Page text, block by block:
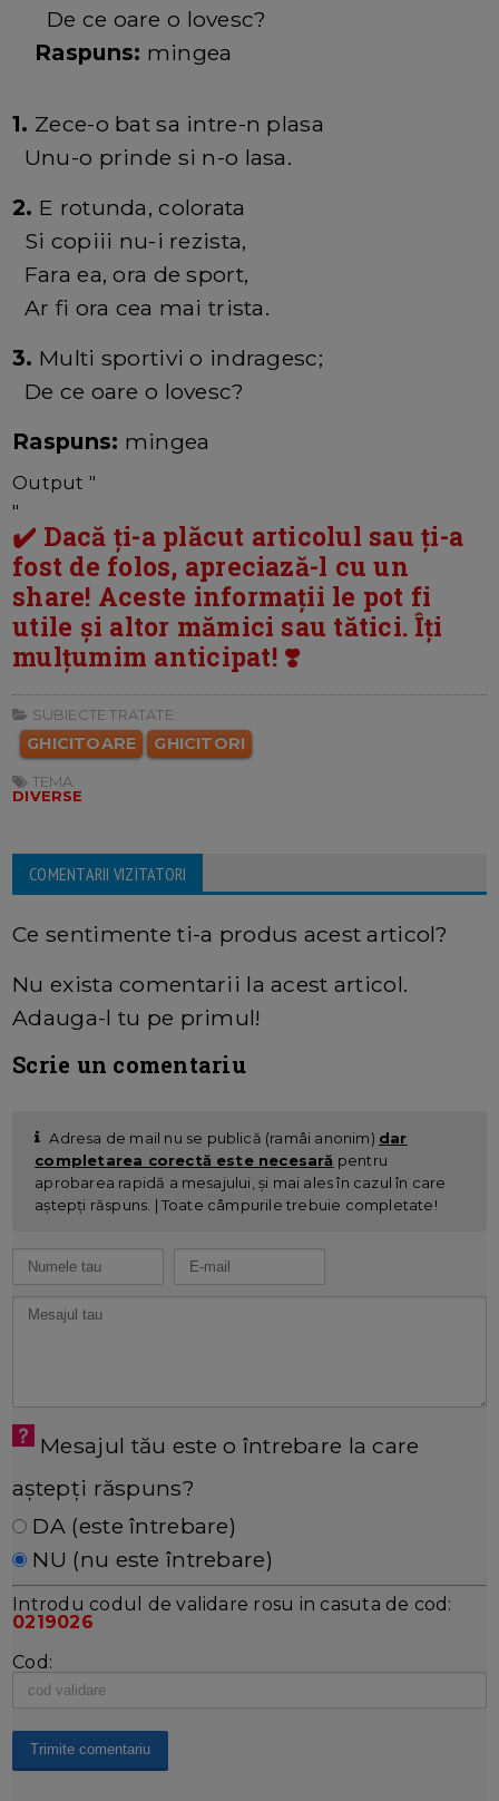
De ce oare o lovesc?
Raspuns: mingea
1. Zece-o bat sa intre-n plasa
Unu-o prinde si n-o lasa.
2. E rotunda, colorata
Si copiii nu-i rezista,
Fara ea, ora de sport,
Ar fi ora cea mai trista.
3. Multi sportivi o indragesc;
De ce oare o lovesc?
Raspuns: mingea
Output "
"
✔️ Dacă ți-a plăcut articolul sau ți-a
fost de folos, apreciază-l cu un
share! Aceste informații le pot fi
utile și altor mămici sau tătici. Îți
mulțumim anticipat! ❣️
SUBIECTE TRATATE:
GHICITOARE GHICITORI
TEMA:
DIVERSE
COMENTARII VIZITATORI
Ce sentimente ti-a produs acest articol?
Nu exista comentarii la acest articol.
Adauga-l tu pe primul!
Scrie un comentariu
Adresa de mail nu se publică (ramâi anonim) dar
completarea corectă este necesară pentru
aprobarea rapidă a mesajului, și mai ales în cazul în care
aștepți răspuns. | Toate câmpurile trebuie completate!
Mesajul tău este o întrebare la care
aștepți răspuns?
DA (este întrebare)
NU (nu este întrebare)
Introdu codul de validare rosu in casuta de cod:
0219026
Cod: